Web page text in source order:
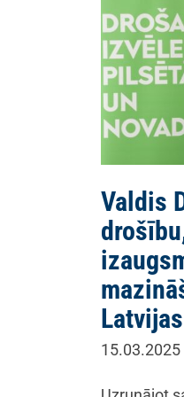
Valdis
15.03.2025